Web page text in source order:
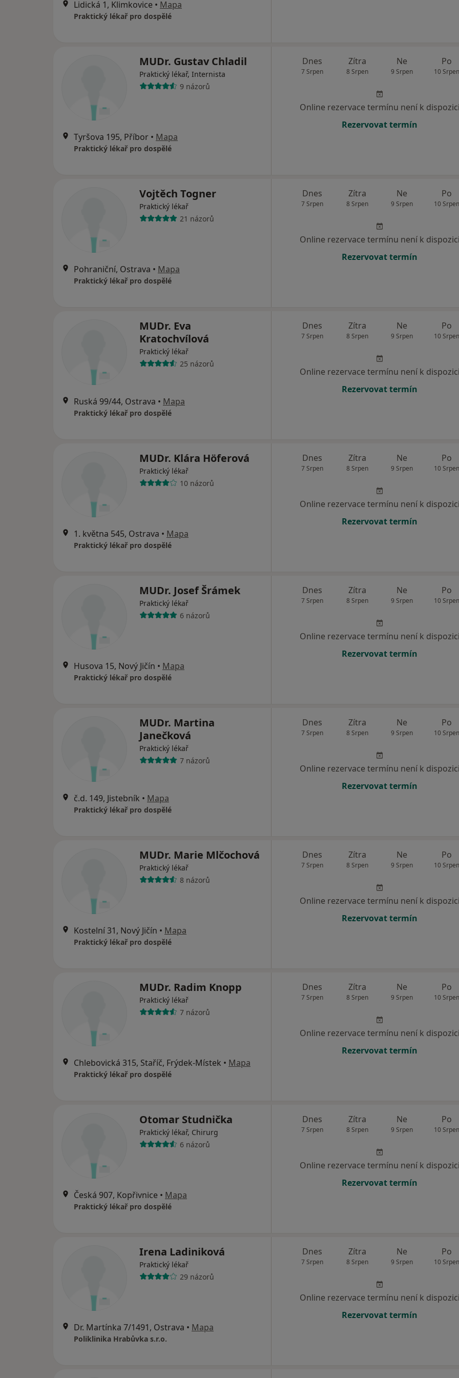
Lidická 1, Klimkovice • Mapa
Praktický lékař pro dospělé
MUDr. Gustav Chladil
Praktický lékař, Internista
9 názorů
Tyršova 195, Příbor • Mapa
Praktický lékař pro dospělé
Dnes
7 Srpen
Zítra
8 Srpen
Ne
9 Srpen
Po
10 Srpen
Online rezervace termínu není k dispozici
Rezervovat termín
Vojtěch Togner
Praktický lékař
21 názorů
Pohraniční, Ostrava • Mapa
Praktický lékař pro dospělé
Dnes
7 Srpen
Zítra
8 Srpen
Ne
9 Srpen
Po
10 Srpen
Online rezervace termínu není k dispozici
Rezervovat termín
MUDr. Eva
Kratochvílová
Praktický lékař
25 názorů
Ruská 99/44, Ostrava • Mapa
Praktický lékař pro dospělé
Dnes
7 Srpen
Zítra
8 Srpen
Ne
9 Srpen
Po
10 Srpen
Online rezervace termínu není k dispozici
Rezervovat termín
MUDr. Klára Höferová
Praktický lékař
10 názorů
1. května 545, Ostrava • Mapa
Praktický lékař pro dospělé
Dnes
7 Srpen
Zítra
8 Srpen
Ne
9 Srpen
Po
10 Srpen
Online rezervace termínu není k dispozici
Rezervovat termín
MUDr. Josef Šrámek
Praktický lékař
6 názorů
Husova 15, Nový Jičín • Mapa
Praktický lékař pro dospělé
Dnes
7 Srpen
Zítra
8 Srpen
Ne
9 Srpen
Po
10 Srpen
Online rezervace termínu není k dispozici
Rezervovat termín
MUDr. Martina
Janečková
Praktický lékař
7 názorů
č.d. 149, Jistebník • Mapa
Praktický lékař pro dospělé
Dnes
7 Srpen
Zítra
8 Srpen
Ne
9 Srpen
Po
10 Srpen
Online rezervace termínu není k dispozici
Rezervovat termín
MUDr. Marie Mlčochová
Praktický lékař
8 názorů
Kostelní 31, Nový Jičín • Mapa
Praktický lékař pro dospělé
Dnes
7 Srpen
Zítra
8 Srpen
Ne
9 Srpen
Po
10 Srpen
Online rezervace termínu není k dispozici
Rezervovat termín
MUDr. Radim Knopp
Praktický lékař
7 názorů
Chlebovická 315, Staříč, Frýdek-Místek • Mapa
Praktický lékař pro dospělé
Dnes
7 Srpen
Zítra
8 Srpen
Ne
9 Srpen
Po
10 Srpen
Online rezervace termínu není k dispozici
Rezervovat termín
Otomar Studnička
Praktický lékař, Chirurg
6 názorů
Česká 907, Kopřivnice • Mapa
Praktický lékař pro dospělé
Dnes
7 Srpen
Zítra
8 Srpen
Ne
9 Srpen
Po
10 Srpen
Online rezervace termínu není k dispozici
Rezervovat termín
Irena Ladiniková
Praktický lékař
29 názorů
Dr. Martínka 7/1491, Ostrava • Mapa
Poliklinika Hrabůvka s.r.o.
Dnes
7 Srpen
Zítra
8 Srpen
Ne
9 Srpen
Po
10 Srpen
Online rezervace termínu není k dispozici
Rezervovat termín